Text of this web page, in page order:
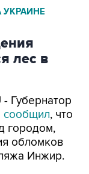
УКРАИНЕ
лес в
- Губернатор
сообщил, что
городом,
обломков
Инжир.